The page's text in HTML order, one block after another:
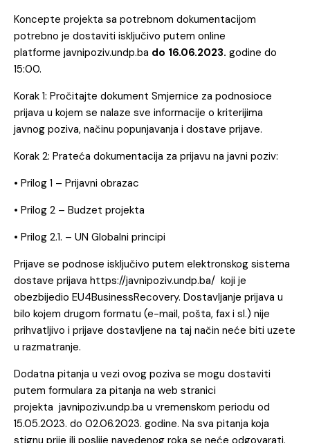
Koncepte projekta sa potrebnom dokumentacijom
potrebno je dostaviti isključivo putem online
platforme javnipoziv.undp.ba do 16.06.2023. godine do
15:00.
Korak 1: Pročitajte dokument Smjernice za podnosioce
prijava u kojem se nalaze sve informacije o kriterijima
javnog poziva, načinu popunjavanja i dostave prijave.
Korak 2: Prateća dokumentacija za prijavu na javni poziv:
• Prilog 1 – Prijavni obrazac
• Prilog 2 – Budzet projekta
• Prilog 2.1. – UN Globalni principi
Prijave se podnose isključivo putem elektronskog sistema
dostave prijava https://javnipoziv.undp.ba/ koji je
obezbijedio EU4BusinessRecovery. Dostavljanje prijava u
bilo kojem drugom formatu (e-mail, pošta, fax i sl.) nije
prihvatljivo i prijave dostavljene na taj način neće biti uzete
u razmatranje.
Dodatna pitanja u vezi ovog poziva se mogu dostaviti
putem formulara za pitanja na web stranici
projekta javnipoziv.undp.ba u vremenskom periodu od
15.05.2023. do 02.06.2023. godine. Na sva pitanja koja
stignu prije ili poslije navedenog roka se neće odgovarati.